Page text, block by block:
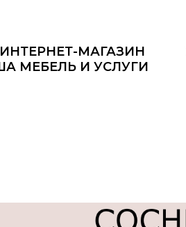
ИНТЕРНЕТ-МАГАЗИН
МЕБЕЛЬ И УСЛУГИ